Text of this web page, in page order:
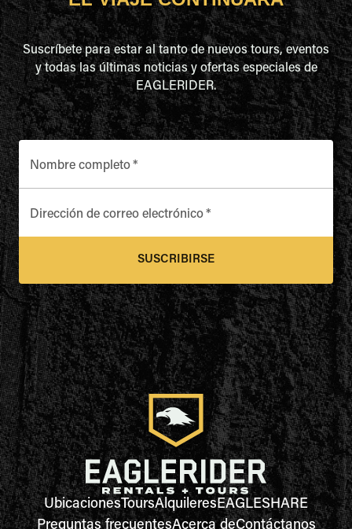
Suscríbete para estar al tanto de nuevos tours, eventos
y todas las últimas noticias y ofertas especiales de
EAGLERIDER.
Nombre completo*
Dirección de correo electrónico*
SUSCRIBIRSE
UbicacionesToursAlquileresEAGLESHARE
Preguntas frecuentesAcerca deContáctanos